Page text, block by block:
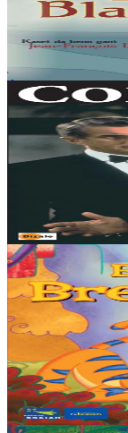
1803, sur les côtes
Kid, réussit à
Il ne connaît pas son...
Épuisé
Épuisé
Dizale
Columbo
Columbo (Peter
aussi maladroit et
vestimentaire, se
Épuisé
2 ans et plus
Épuisé
Dizale
Les Voyages de
Brendanig est un
curieux, il pose
Ganesh, un indien
Épuisé